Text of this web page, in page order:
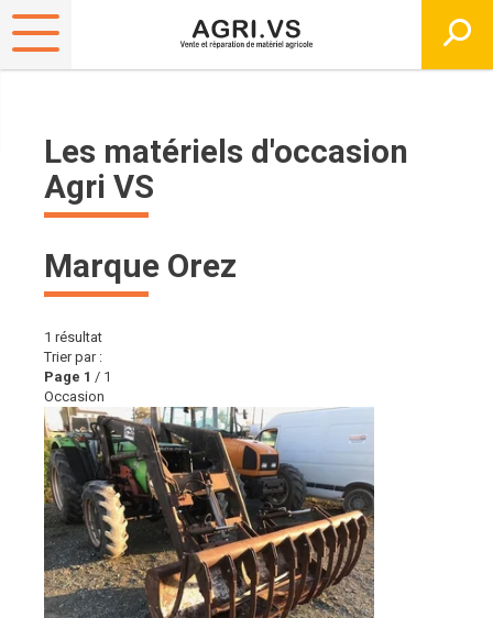
Les matériels d'occasion
Agri VS
Marque Orez
1 résultat
Trier par :
Page 1 / 1
Occasion